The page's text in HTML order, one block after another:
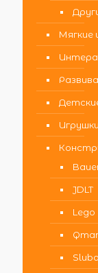
Мягкие
JDLT
Lego